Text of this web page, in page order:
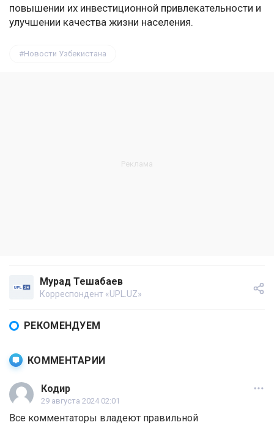
повышении их инвестиционной привлекательности и
улучшении качества жизни населения.
Новости Узбекистана
Мурад Тешабаев
Корреспондент «UPL.UZ»
РЕКОМЕНДУЕМ
КОММЕНТАРИИ
Кодир
29 августа 2024 02:01
Все комментаторы владеют правильной